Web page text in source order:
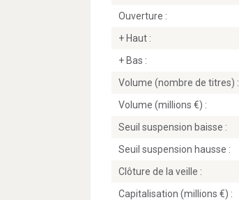
Ouverture :
+ Haut :
+ Bas :
Volume (nombre de titres) :
Volume (millions
) :
Seuil suspension baisse :
Seuil suspension hausse :
Clôture de la veille :
Capitalisation (millions
) :